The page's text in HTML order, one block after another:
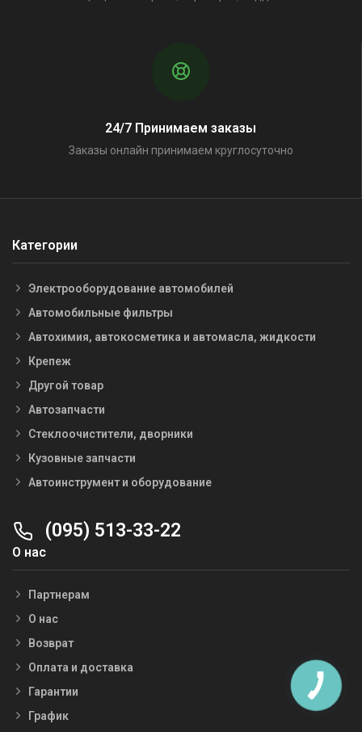
24/7 Принимаем заказы
Заказы онлайн принимаем круглосуточно
Категории
Электрооборудование автомобилей
Автомобильные фильтры
Автохимия, автокосметика и автомасла, жидкости
Крепеж
Другой товар
Автозапчасти
Стеклоочистители, дворники
Кузовные запчасти
Автоинструмент и оборудование
(095) 513-33-22
О нас
Партнерам
О нас
Возврат
Оплата и доставка
Гарантии
График